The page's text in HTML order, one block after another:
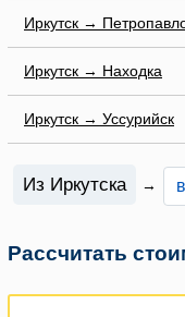
Иркутск →
Иркутск → Находка
Иркутск → Уссурийск
Из Иркутска →
Рассчитать